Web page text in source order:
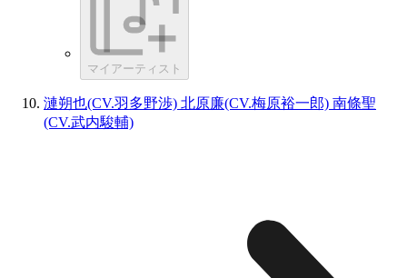
マイアーティスト
漣朔也(CV.羽多野渉) 北原廉(CV.梅原裕一郎) 南條聖
(CV.武内駿輔)